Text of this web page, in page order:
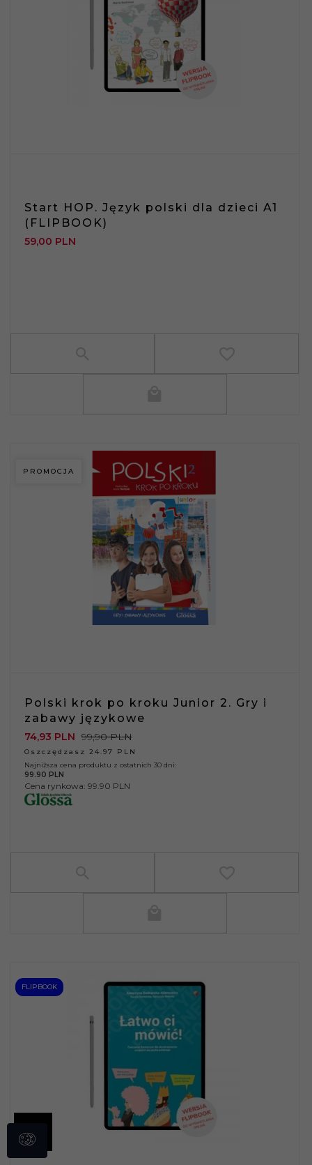
Start HOP. Język polski dla dzieci A1
(FLIPBOOK)
59,00 PLN
PROMOCJA
Polski krok po kroku Junior 2. Gry i
zabawy językowe
74,93 PLN 99,90 PLN
Oszczędzasz 24.97 PLN
Najniższa cena produktu z ostatnich 30 dni:
99.90 PLN
Cena rynkowa: 99.90 PLN
FLIPBOOK